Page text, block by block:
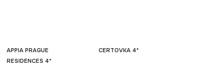
APPIA PRAGUE
RESIDENCES 4*
CERTOVKA 4*